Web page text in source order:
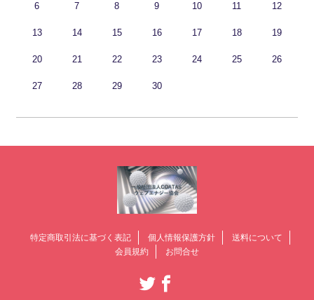
6 7 8 9 10 11 12
13 14 15 16 17 18 19
20 21 22 23 24 25 26
27 28 29 30
特定商取引法に基づく表記 個人情報保護方針
送料について
会員規約
お問合せ